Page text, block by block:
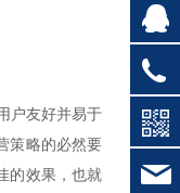
户友好并易于
策略的必然要
的效果，也就